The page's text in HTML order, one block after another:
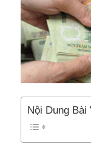
Nội Dung Bài